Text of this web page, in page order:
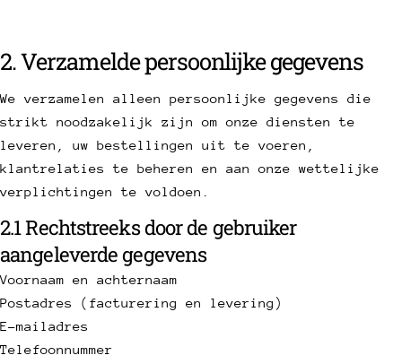
2. Verzamelde persoonlijke gegevens
We verzamelen alleen persoonlijke gegevens die
strikt noodzakelijk zijn om onze diensten te
leveren, uw bestellingen uit te voeren,
klantrelaties te beheren en aan onze wettelijke
verplichtingen te voldoen.
2.1 Rechtstreeks door de gebruiker
aangeleverde gegevens
Voornaam en achternaam
Postadres (facturering en levering)
E-mailadres
Telefoonnummer